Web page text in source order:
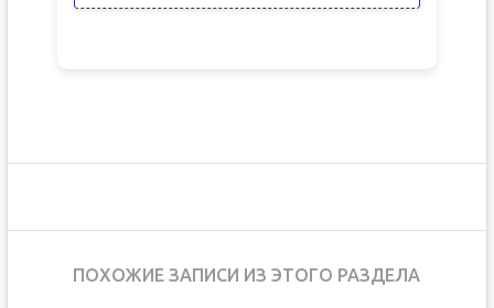
ПОХОЖИЕ ЗАПИСИ ИЗ ЭТОГО РАЗДЕЛА